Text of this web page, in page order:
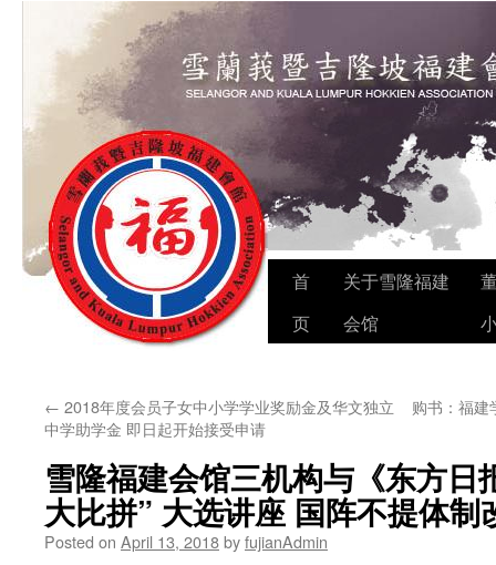
Skip
首
页
关于雪隆福建
会馆
← 2018年度会员子女中小学学业奖励金及华文独立
中学助学金 即日起开始接受申请
购书：福建
雪隆福建会馆三机构与《东方日
大比拼” 大选讲座 国阵不提体制
Posted on April 13, 2018byfujianAdmin